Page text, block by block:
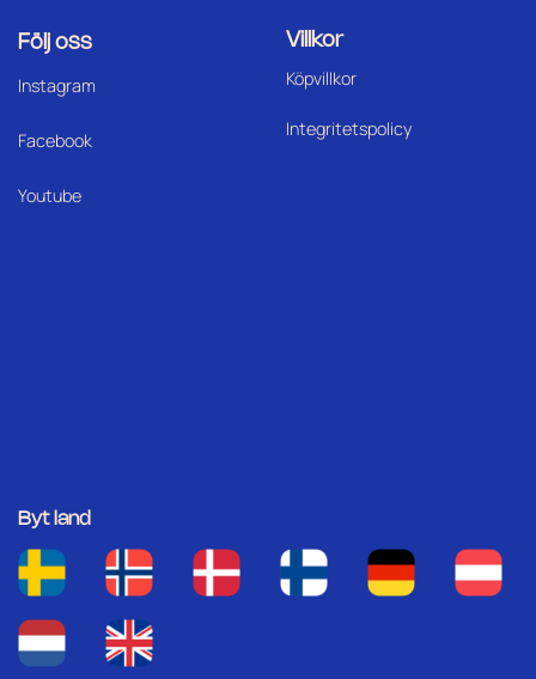
Följ oss
Instagram
Facebook
Youtube
Villkor
Köpvillkor
Integritetspolicy
Byt land